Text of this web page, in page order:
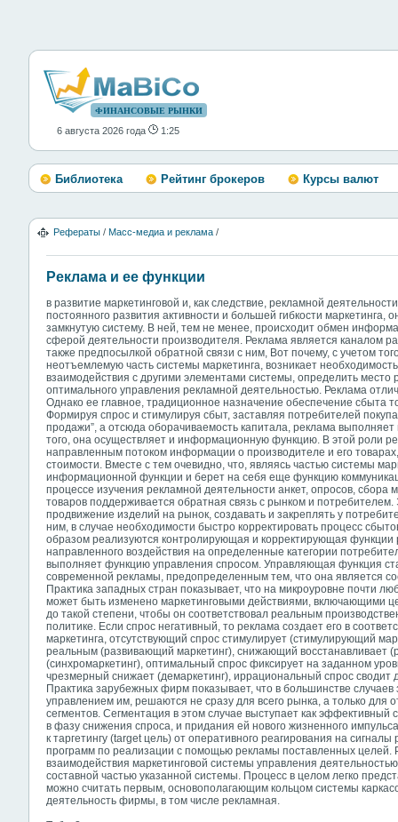
ФИНАНСОВЫЕ РЫНКИ
6 августа 2026 года 1:25
Библиотека Рейтинг брокеров Курсы валют
Рефераты / Масс-медиа и реклама /
Реклама и ее функции
в развитие маркетинговой и, как следствие, рекламной
постоянного развития активности и большей гибкости маркетинга,
замкнутую систему. В ней, тем не менее, происходит обмен
сферой деятельности производителя. Реклама является каналом
также предпосылкой обратной связи с ним, Вот почему, с учетом
неотъемлемую часть системы маркетинга, возникает
взаимодействия с другими элементами системы, определить место
оптимального управления рекламной деятельностью. Реклама
Однако ее главное, традиционное назначение обеспечение сбыта
Формируя спрос и стимулируя сбыт, заставляя потребителей
продажи”, а отсюда оборачиваемость капитала, реклама
того, она осуществляет и информационную функцию. В этой роли
направленным потоком информации о производителе и его
стоимости. Вместе с тем очевидно, что, являясь частью системы
информационной функции и берет на себя еще функцию
процессе изучения рекламной деятельности анкет, опросов,
товаров поддерживается обратная связь с рынком и потребителем.
продвижение изделий на рынок, создавать и закреплять у
ним, в случае необходимости быстро корректировать процесс
образом реализуются контролирующая и корректирующая функции
направленного воздействия на определенные категории
выполняет функцию управления спросом. Управляющая функция
современной рекламы, предопределенным тем, что она является
Практика западных стран показывает, что на микроуровне почти
может быть изменено маркетинговыми действиями, включающими
до такой степени, чтобы он соответствовал реальным
политике. Если спрос негативный, то реклама создает его в
маркетинга, отсутствующий спрос стимулирует (стимулирующий
реальным (развивающий маркетинг), снижающий восстанавливает
(синхромаркетинг), оптимальный спрос фиксирует на заданном
чрезмерный снижает (демаркетинг), иррациональный спрос сводит
Практика зарубежных фирм показывает, что в большинстве
управлением им, решаются не сразу для всего рынка, а только для
сегментов. Сегментация в этом случае выступает как
в фазу снижения спроса, и придания ей нового жизненного
к таргетингу (target цель) от оперативного реагирования на
программ по реализации с помощью рекламы поставленных целей.
взаимодействия маркетинговой системы управления
составной частью указанной системы. Процесс в целом легко
можно считать первым, основополагающим кольцом системы
деятельность фирмы, в том числе рекламная.